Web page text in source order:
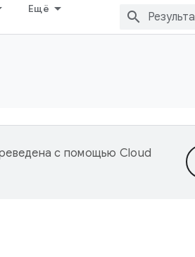
Ещё
с помощью Cloud